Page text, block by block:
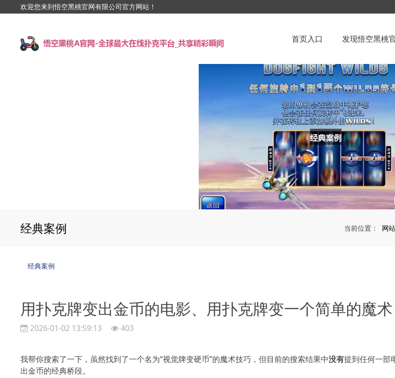
欢迎您来到悟空黑桃官网有限公司官方网站！
首页入口 发现悟空黑桃
经典案例 当前位置： 网
经典案例
用扑克牌变出金币的电影、用扑克牌变一个简单的魔术
2026-01-02 13:59:13 403
我帮你搜索了一下，虽然找到了一个名为“视觉牌变硬币”的魔术技巧，但目前的搜索结果中没有提到任何一部
出金币的经典桥段。